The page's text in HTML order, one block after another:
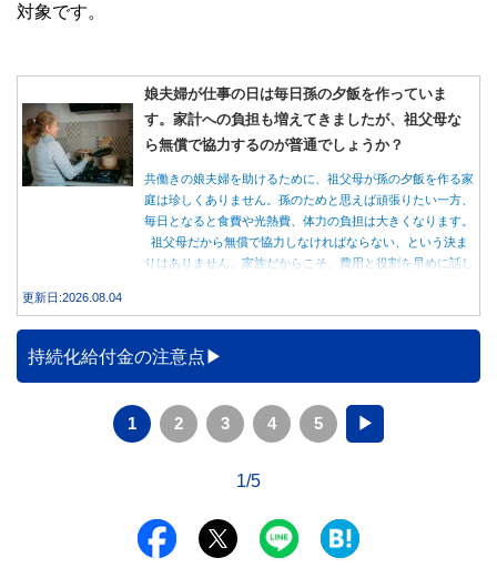
対象です。
娘夫婦が仕事の日は毎日孫の夕飯を作っていま
す。家計への負担も増えてきましたが、祖父母な
ら無償で協力するのが普通でしょうか？
共働きの娘夫婦を助けるために、祖父母が孫の夕飯を作る家
庭は珍しくありません。孫のためと思えば頑張りたい一方、
毎日となると食費や光熱費、体力の負担は大きくなります。
祖父母だから無償で協力しなければならない、という決ま
りはありません。家族だからこそ、費用と役割を早めに話し
更新日:2026.08.04
持続化給付金の注意点
1 2 3 4 5 ▶
1/5